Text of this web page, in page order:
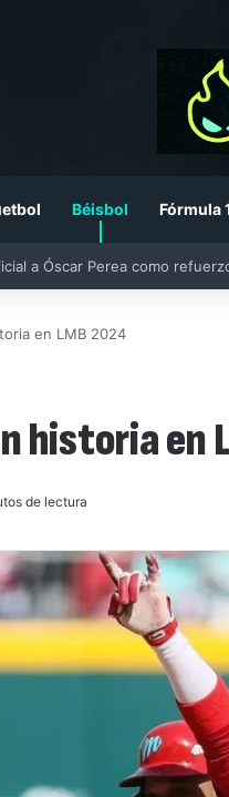
Béisbol Fórmula
All-Star Game 2026: previa,
en LMB 2024
historia en
de lectura